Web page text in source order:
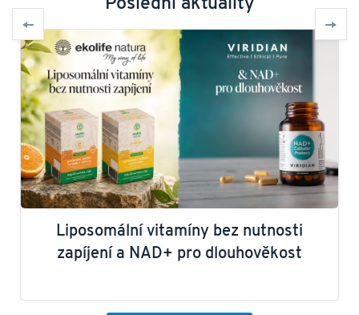
Poslední aktuality
Liposomální vitamíny bez nutnosti
zapíjení a NAD+ pro dlouhověkost